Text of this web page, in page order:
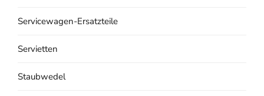
Servicewagen-Ersatzteile
Servietten
Staubwedel